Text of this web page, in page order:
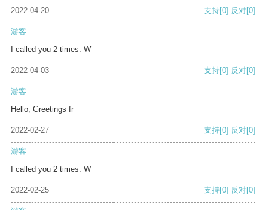
2022-04-20 支持[0] 反对[0]
游客
I called you 2 times. W
2022-04-03 支持[0] 反对[0]
游客
Hello, Greetings fr
2022-02-27 支持[0] 反对[0]
游客
I called you 2 times. W
2022-02-25 支持[0] 反对[0]